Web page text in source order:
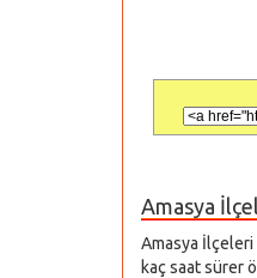
Amasya
Amasya
kaç saat sürer